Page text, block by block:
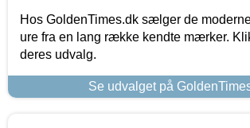
Hos GoldenTimes.dk sælger de
ure fra en lang række kendte mærker.
deres udvalg.
Se udvalget på